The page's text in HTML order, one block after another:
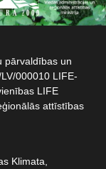
pārvaldības un
000010 LIFE-
LIFE
attīstības
Klimata,